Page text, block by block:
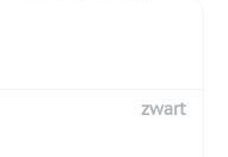
zwart